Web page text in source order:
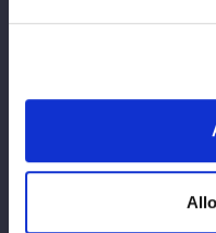
＜一般先着受付期間＞
4月11日(土)12:00～公演日
（※予定枚数に達し次第終了